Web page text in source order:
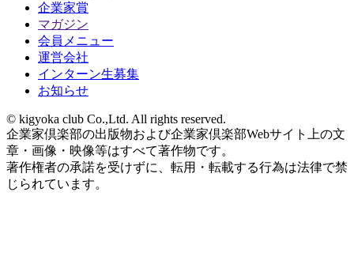
企業家賞
マガジン
会員メニュー
運営会社
インターン生募集
お知らせ
© kigyoka club Co.,Ltd. All rights reserved.
企業家倶楽部の出版物および企業家倶楽部Webサイト上の文
章・画像・映像等はすべて著作物です。
著作権者の承諾を受けずに、転用・転載する行為は法律で禁
じられています。